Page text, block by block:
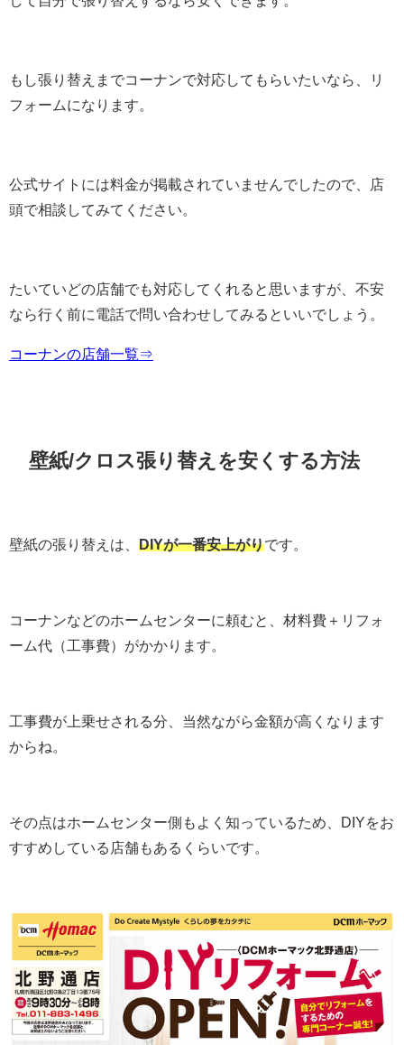
もし張り替えまでコーナンで対応してもらいたいなら、リ
フォームになります。
公式サイトには料金が掲載されていませんでしたので、店
頭で相談してみてください。
たいていどの店舗でも対応してくれると思いますが、不安
なら行く前に電話で問い合わせしてみるといいでしょう。
コーナンの店舗一覧⇒
壁紙/クロス張り替えを安くする方法
壁紙の張り替えは、 DIYが一番安上がりです。
コーナンなどのホームセンターに頼むと、材料費＋リフォ
ーム代（工事費）がかかります。
工事費が上乗せされる分、当然ながら金額が高くなります
からね。
その点はホームセンター側もよく知っているため、DIYをお
すすめしている店舗もあるくらいです。